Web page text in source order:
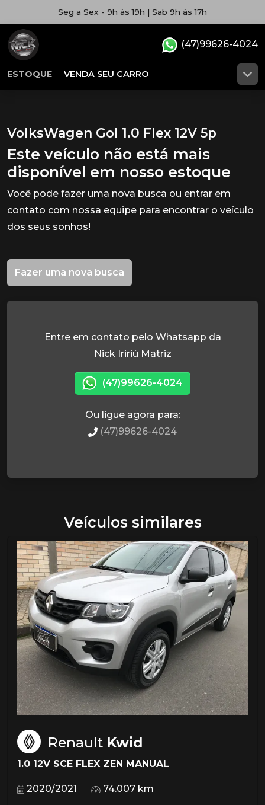
Seg a Sex - 9h às 19h | Sab 9h às 17h
ESTOQUE VENDA SEU CARRO
(47)99626-4024
VolksWagen Gol 1.0 Flex 12V 5p
Este veículo não está mais
disponível em nosso estoque
Você pode fazer uma nova busca ou entrar em
contato com nossa equipe para encontrar o veículo
dos seus sonhos!
Fazer uma nova busca
Entre em contato pelo Whatsapp da
Nick Iririú Matriz
(47)99626-4024
Ou ligue agora para:
(47)99626-4024
Veículos similares
Renault Kwid
1.0 12V SCE FLEX ZEN MANUAL
2020/2021 74.007 km